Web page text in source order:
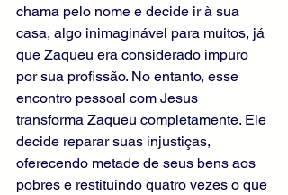
chama pelo nome e decide ir à sua
casa, algo inimaginável para muitos, já
que Zaqueu era considerado impuro
por sua profissão. No entanto, esse
encontro pessoal com Jesus
transforma Zaqueu completamente. Ele
decide reparar suas injustiças,
oferecendo metade de seus bens aos
pobres e restituindo quatro vezes o que